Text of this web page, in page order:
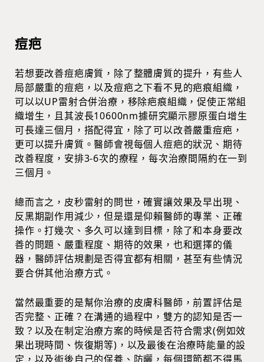
痘疤
若想要改善痘疤膚質，除了整體膚質的提升，有些人
局部嚴重的痘疤，以及痘疤之下看不見的疤痕組織，
可以以UP雷射合併治療，移除疤痕組織，促使正常組
織增生，且其波長10600nm據研究顯示膠原蛋白增生
可長達三個月，搭配得宜，除了可以改善嚴重痘疤，
更可以提升膚質。醫師會視每個人痘疤的狀況、期待
改善程度，安排3-6次的療程，每次治療間隔約在一到
三個月。
總而言之，皮秒雷射的問世，確實讓效果及早出現、
反黑期副作用減少，但是還是仰賴醫師的專業、正確
操作。打幾次、多久可以達到目標，除了和本身要改
善的問題、嚴重程度、期待的效果，也和選擇的儀
器，醫師評估規劃是否得宜都有相關，甚至有些情況
要合併其他治療方式。
當然最重要的是幫你治療的皮膚科醫師，前置評估是
否完整、正確？在溝通的過程中，雙方的認知是否一
致？以及在制定治療方案的時候是否符合需求(例如效
果出現時間、恢復期等)，以及最後在治療時能量的設
定，以及術後自己的保養、防曬，每個環節都不得馬